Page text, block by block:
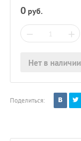
0 руб.
− +
Нет в наличии
Поделиться: